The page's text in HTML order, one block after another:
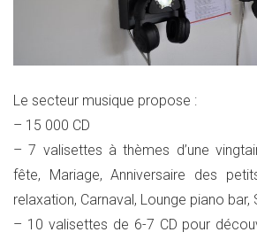
Le secteur musique propose :
– 15 000 CD
– 7 valisettes à thèmes d’une
fête, Mariage, Anniversaire des
relaxation, Carnaval, Lounge piano bar,
– 10 valisettes de 6-7 CD pour